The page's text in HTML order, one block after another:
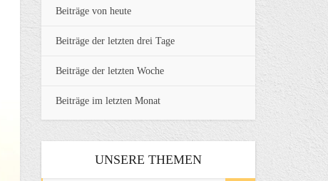
Beiträge von heute
Beiträge der letzten drei Tage
Beiträge der letzten Woche
Beiträge im letzten Monat
UNSERE THEMEN